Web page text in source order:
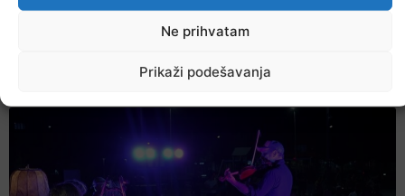
Ne prihvatam
Prikaži podešavanja
U TK povećan broj požara